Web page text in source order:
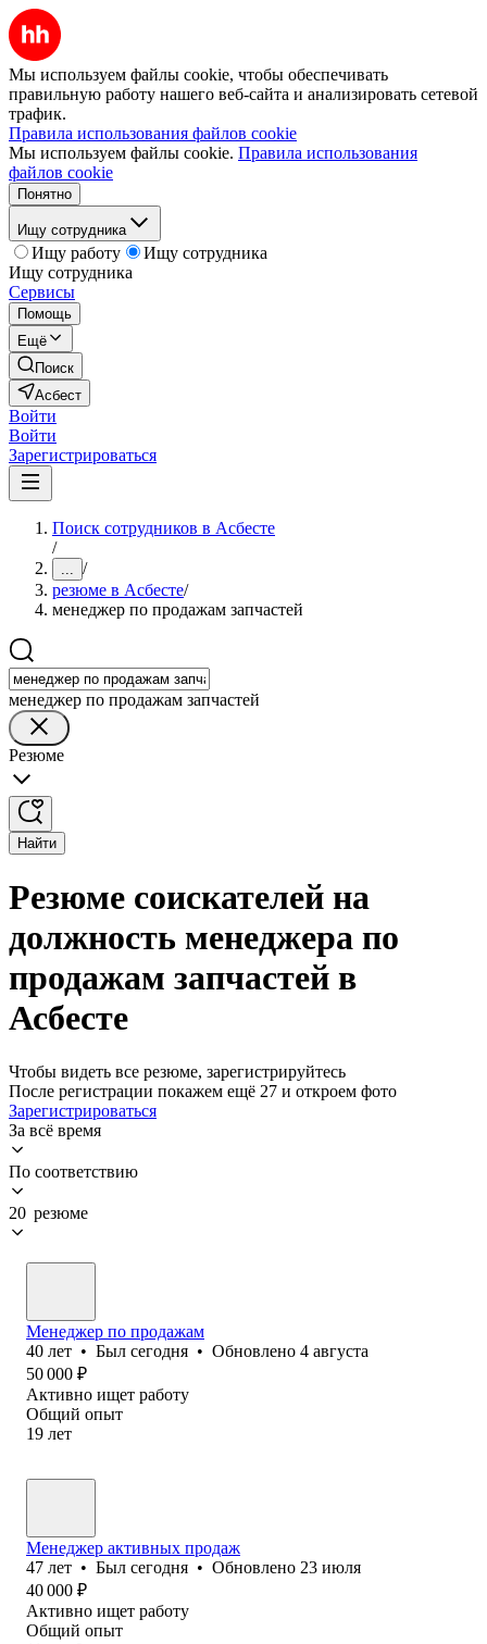
Мы используем файлы cookie, чтобы обеспечивать
правильную работу нашего веб-сайта и анализировать сетевой
трафик.
Правила использования файлов cookie
Мы используем файлы cookie. Правила использования
файлов cookie
Понятно
Ищу сотрудника
Ищу работу
Ищу сотрудника
Ищу сотрудника
Сервисы
Помощь
Ещё
Поиск
Асбест
Войти
Войти
Зарегистрироваться
Поиск сотрудников в Асбесте
/
... /
резюме в Асбесте/
менеджер по продажам запчастей
менеджер по продажам запчастей
Резюме
Найти
Резюме соискателей на
должность менеджера по
продажам запчастей в
Асбесте
Чтобы видеть все резюме, зарегистрируйтесь
После регистрации покажем ещё 27 и откроем фото
Зарегистрироваться
За всё время
По соответствию
20 резюме
Менеджер по продажам
40 лет • Был сегодня • Обновлено 4 августа
50 000 ₽
Активно ищет работу
Общий опыт
19 лет
Менеджер активных продаж
47 лет • Был сегодня • Обновлено 23 июля
40 000 ₽
Активно ищет работу
Общий опыт